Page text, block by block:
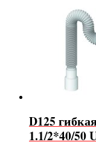
D125
1.1/2*40/50